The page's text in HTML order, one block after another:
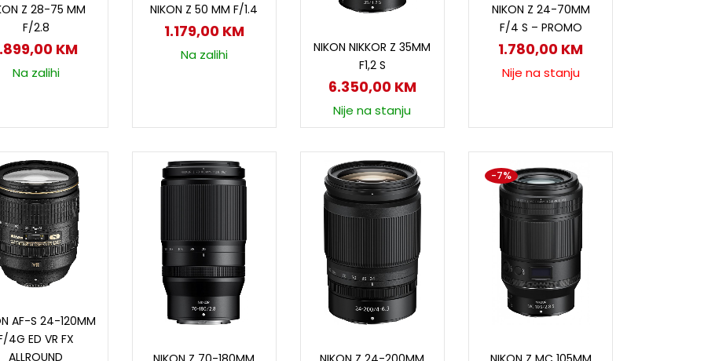
Z 28-75 MM
F/2.8
KM
Na zalihi
NIKON Z 50 MM F/1.4
1.179,00 KM
Na zalihi
NIKON NIKKOR Z 35MM
F1,2 S
6.350,00 KM
Nije na stanju
NIKON Z 24-70MM
F/4 S – PROMO
1.780,00 KM
Nije na stanju
AF-S 24-120MM
4G ED VR FX
ALLROUND
-7%